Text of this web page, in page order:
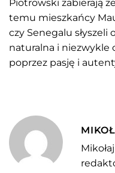
Piotrowski zabierają
temu mieszkańcy
czy Senegalu słyszeli
naturalna i niezwykle
poprzez pasję i